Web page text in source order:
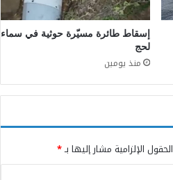
إسقاط طائرة مسيّرة حوثية في سماء
لحج
منذ يومين
الحقول الإلزامية مشار إليها بـ*